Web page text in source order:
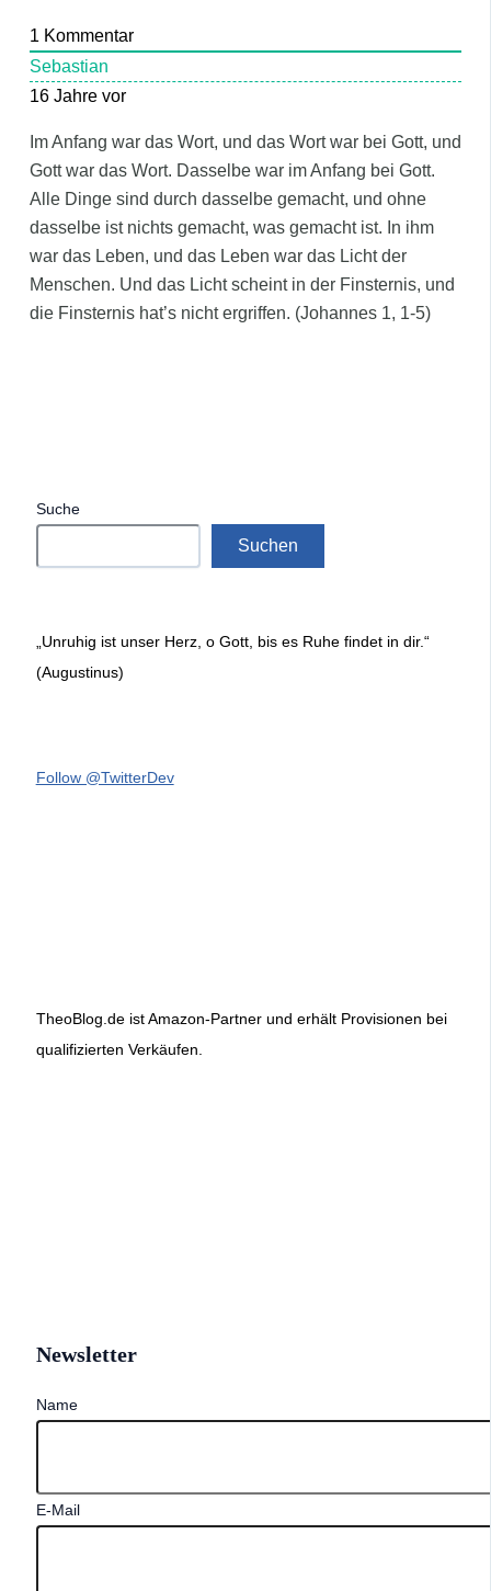
1 Kommentar
Sebastian
16 Jahre vor
Im Anfang war das Wort, und das Wort war bei Gott, und
Gott war das Wort. Dasselbe war im Anfang bei Gott.
Alle Dinge sind durch dasselbe gemacht, und ohne
dasselbe ist nichts gemacht, was gemacht ist. In ihm
war das Leben, und das Leben war das Licht der
Menschen. Und das Licht scheint in der Finsternis, und
die Finsternis hat’s nicht ergriffen. (Johannes 1, 1-5)
Suche
Suchen
„Unruhig ist unser Herz, o Gott, bis es Ruhe findet in dir.“
(Augustinus)
Follow @TwitterDev
TheoBlog.de ist Amazon-Partner und erhält Provisionen bei
qualifizierten Verkäufen.
Newsletter
Name
E-Mail